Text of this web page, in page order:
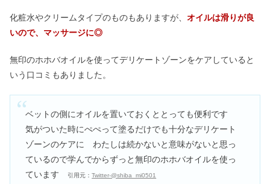
化粧水やクリームタイプのものもありますが、 オイルは滑りが良
いので、マッサージに◎
無印のホホバオイルを使ってデリケートゾーンをケアしていると
いう口コミもありました。
ベットの側にオイルを置いておくととっても便利です
気がついた時にぺぺって塗るだけでも十分なデリケート
ゾーンのケアに わたしは続かないと意味がないと思っ
ているので学んでからずっと無印のホホバオイルを使っ
ています
引用元：Twitter-@shiba_mi0501